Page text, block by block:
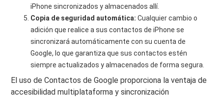
iPhone sincronizados y almacenados allí.
Copia de seguridad automática: Cualquier cambio o
adición que realice a sus contactos de iPhone se
sincronizará automáticamente con su cuenta de
Google, lo que garantiza que sus contactos estén
siempre actualizados y almacenados de forma segura.
El uso de Contactos de Google proporciona la ventaja de
accesibilidad multiplataforma y sincronización